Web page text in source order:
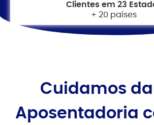
Clientes em 23
+ 20 países
Cuidamos
Aposentadoria